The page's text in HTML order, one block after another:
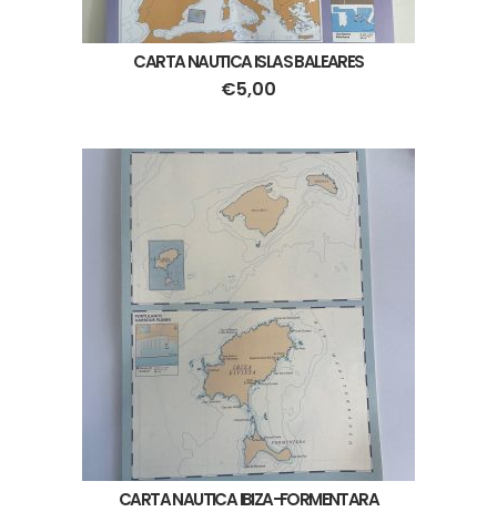
CARTA NAUTICA ISLAS BALEARES
€5,00
CARTA NAUTICA IBIZA-FORMENTARA